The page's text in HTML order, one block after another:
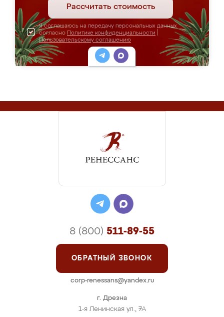
Рассчитать стоимость
Я соглашаюсь на передачу персональных данных
согласно Политике конфиденциальности
Пользовательскому соглашению
г. Дрезна
1-я Ленинская ул., 7А
8 (800) 511-89-55
ОБРАТНЫЙ ЗВОНОК
corp-renessans@yandex.ru